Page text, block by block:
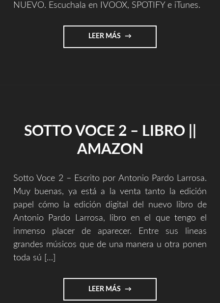
NUEVO. Escuchala en IVOOX, SPOTIFY e iTunes.
LEER MÁS "GENIAL
ENTREVISTA
SOTTO VOCE 2 – LIBRO ||
AMAZON
Sotto Voce 2 – Escrito por Antonio Pardo Larrosa.
Muy buenas, ya está a la venta tanto la edición
papel cómo la edición digital del nuevo libro de
Antonio Pardo Larrosa, libro en el que tengo el
inmenso placer de aparecer. Entre sus lineas
grandes músicos que de una manera u otra ponen
toda sú […]
LEER MÁS "SOTTO
VOCE